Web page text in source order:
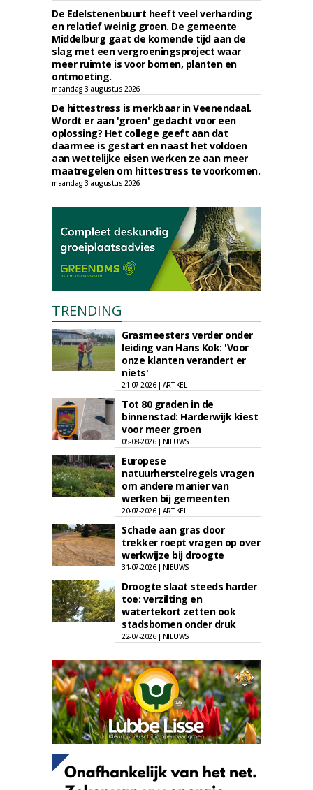
De Edelstenenbuurt heeft veel verharding
en relatief weinig groen. De gemeente
Middelburg gaat de komende tijd aan de
slag met een vergroeningsproject waar
meer ruimte is voor bomen, planten en
ontmoeting.
maandag 3 augustus 2026
De hittestress is merkbaar in Veenendaal.
Wordt er aan 'groen' gedacht voor een
oplossing? Het college geeft aan dat
daarmee is gestart en naast het voldoen
aan wettelijke eisen werken ze aan meer
maatregelen om hittestress te voorkomen.
maandag 3 augustus 2026
TRENDING
Grasmeesters verder onder
leiding van Hans Kok: 'Voor
onze klanten verandert er
niets'
21-07-2026 | ARTIKEL
Tot 80 graden in de
binnenstad: Harderwijk kiest
voor meer groen
05-08-2026 | NIEUWS
Europese
natuurherstelregels vragen
om andere manier van
werken bij gemeenten
20-07-2026 | ARTIKEL
Schade aan gras door
trekker roept vragen op over
werkwijze bij droogte
31-07-2026 | NIEUWS
Droogte slaat steeds harder
toe: verzilting en
watertekort zetten ook
stadsbomen onder druk
22-07-2026 | NIEUWS